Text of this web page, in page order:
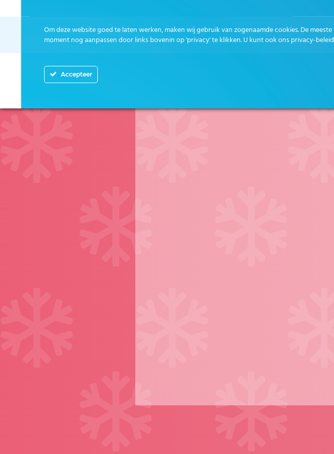
Om deze website goed te laten werken, maken wij gebruik van zogenaamde cookies. De
moment nog aanpassen door links bovenin op 'privacy' te klikken. U kunt ook ons privacy-
Accepteer